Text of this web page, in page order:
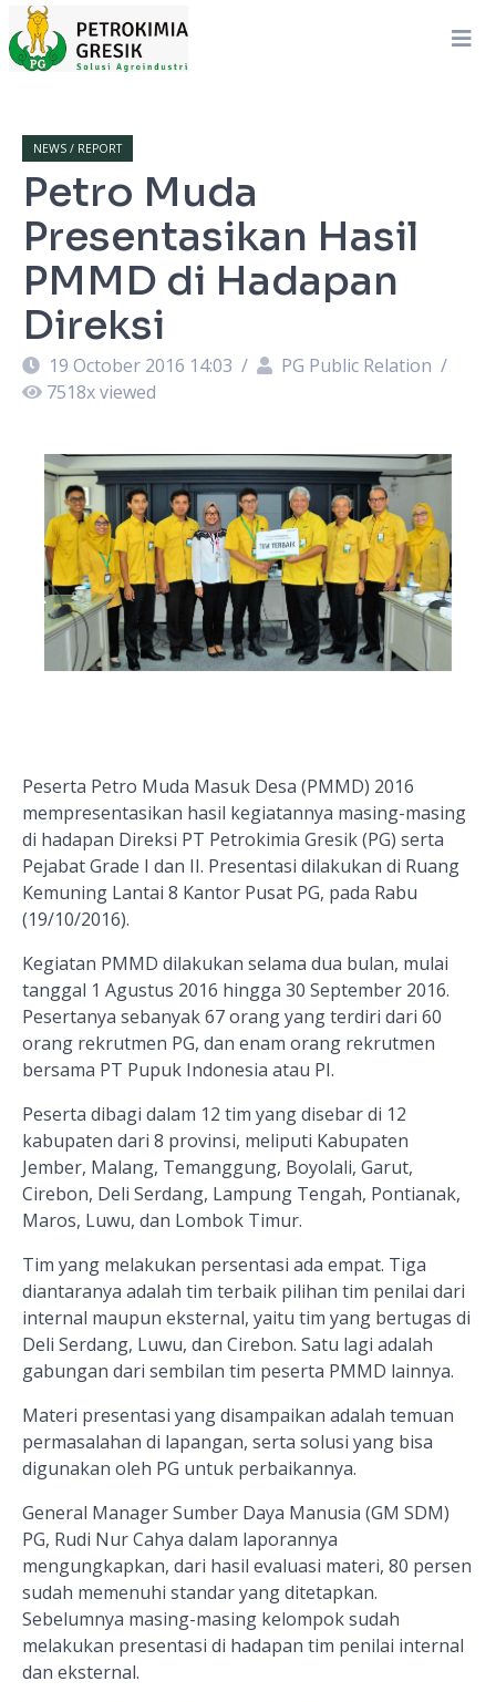
NEWS / REPORT
Petro Muda
Presentasikan Hasil
PMMD di Hadapan
Direksi
19 October 2016 14:03 / PG Public Relation /
7518x viewed
Peserta Petro Muda Masuk Desa (PMMD) 2016
mempresentasikan hasil kegiatannya masing-masing
di hadapan Direksi PT Petrokimia Gresik (PG) serta
Pejabat Grade I dan II. Presentasi dilakukan di Ruang
Kemuning Lantai 8 Kantor Pusat PG, pada Rabu
(19/10/2016).
Kegiatan PMMD dilakukan selama dua bulan, mulai
tanggal 1 Agustus 2016 hingga 30 September 2016.
Pesertanya sebanyak 67 orang yang terdiri dari 60
orang rekrutmen PG, dan enam orang rekrutmen
bersama PT Pupuk Indonesia atau PI.
Peserta dibagi dalam 12 tim yang disebar di 12
kabupaten dari 8 provinsi, meliputi Kabupaten
Jember, Malang, Temanggung, Boyolali, Garut,
Cirebon, Deli Serdang, Lampung Tengah, Pontianak,
Maros, Luwu, dan Lombok Timur.
Tim yang melakukan persentasi ada empat. Tiga
diantaranya adalah tim terbaik pilihan tim penilai dari
internal maupun eksternal, yaitu tim yang bertugas di
Deli Serdang, Luwu, dan Cirebon. Satu lagi adalah
gabungan dari sembilan tim peserta PMMD lainnya.
Materi presentasi yang disampaikan adalah temuan
permasalahan di lapangan, serta solusi yang bisa
digunakan oleh PG untuk perbaikannya.
General Manager Sumber Daya Manusia (GM SDM)
PG, Rudi Nur Cahya dalam laporannya
mengungkapkan, dari hasil evaluasi materi, 80 persen
sudah memenuhi standar yang ditetapkan.
Sebelumnya masing-masing kelompok sudah
melakukan presentasi di hadapan tim penilai internal
dan eksternal.